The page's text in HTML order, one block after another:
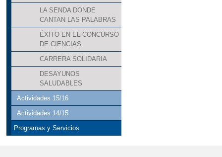
LA SENDA DONDE
CANTAN LAS PALABRAS
ÉXITO EN EL CONCURSO
DE CIENCIAS
CARRERA SOLIDARIA
DESAYUNOS
SALUDABLES
Actividades 15/16
Actividades 14/15
Programas y Servicios